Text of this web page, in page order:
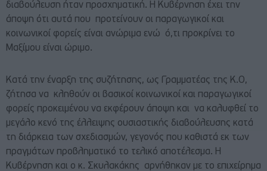
διαβούλευση ήταν προσχηματική. Η Κυβέρνηση έχει την
άποψη ότι αυτά που προτείνουν οι παραγωγικοί και
κοινωνικοί φορείς είναι ανώριμα ενώ ό,τι προκρίνει το
Μαξίμου είναι ώριμο.
Κατά την έναρξη της συζήτησης, ως Γραμματέας της Κ.Ο,
ζήτησα να κληθούν οι βασικοί κοινωνικοί και παραγωγικοί
φορείς προκειμένου να εκφέρουν άποψη και να καλυφθεί το
μεγάλο κενό της έλλειψης ουσιαστικής διαβούλευσης κατά
τη διάρκεια των σχεδιασμών, γεγονός που καθιστά εκ των
πραγμάτων προβληματικό το τελικό αποτέλεσμα. Η
Κυβέρνηση και ο κ. Σκυλακάκης αρνήθηκαν με το επιχείρημα